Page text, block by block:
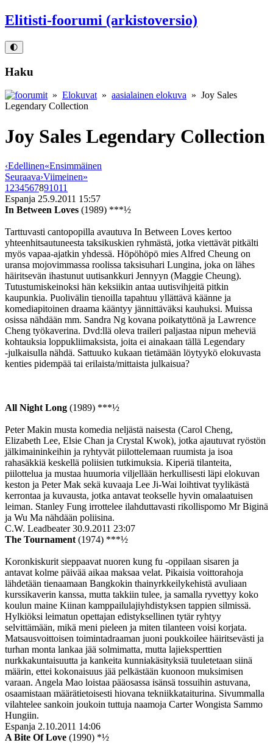
Elitisti-foorumi (arkistoversio)
🌓
Haku
» Elokuvat » aasialainen elokuva » Joy Sales
Legendary Collection
Joy Sales Legendary Collection
‹Edellinen«Ensimmäinen
Seuraava›Viimeinen»
1 234567891011
Espanja 25.9.2011 15:57
In Between Loves (1989) ***½
Tarttuvasti cantopopilla avautuva In Between Loves kertoo
yhteenhitsautuneesta taksikuskien ryhmästä, jotka viettävät pitkälti
myös vapaa-ajatkin yhdessä. Höpöhöpö mies Alfred Cheung on
uransa mojovimmassa roolissa taksisuhari Lungina, joka on lähes
häiritsevän ihastunut uutisankkuri Jennyyn (Maggie Cheung).
Tutustumiskeinoksi hän keksiikin antaa uutisvihjeitä pitkin
kaupunkia. Puolivälin tienoilla tapahtuu yllättävä käänne ja
komediapitoinen draama kääntyy jännittäväksi kauhuksi. Muissa
osissa nähdään mm. Sandra Ng kovana poikatyttönä ja Lawrence
Cheng työkaverina. Dvd:llä oleva traileri paljastaa nipun meheviä
kohtauksia loppukliimaksista, joita ei ainakaan tällä Legendary
‑julkaisulla nähdä. Sattuuko kukaan tietämään löytyykö elokuvasta
kenties pidempää tai erilaista/mittaista julkaisua?
All Night Long (1989) ***½
Peter Makin musta komedia neljästä naisesta (Carol Cheng,
Elizabeth Lee, Elsie Chan ja Crystal Kwok), jotka ajautuvat ryöstön
jälkimaininkeihin ja ryhtyvät piilottelemaan ruumista ja isoa
rahasäkkiä keskellä poliisien tutkimuksia. Kiperiä tilanteita,
piilottelua ja mustaa huumoria viljellään herkullisesti läpi elokuvan
keston ja Peter Mak sekä kuvaaja Lee Ji-Wai loihtivat tyylikästä
kerrontaa ja kuvausta, jotka antavat teokselle hyvin omalaatuisen
leiman. Stanley Fung irrottelee ilahduttavasti rikollispomo Mr Biginä
ja Wu Ma nähdään poliisina.
C.W. Leadbeater 30.9.2011 23:07
The Tournament (1974) ***½
Koronkiskurit sieppaavat nuoren kung fu ‑oppilaan sisaren ja
antavat kolme päivää aikaa maksaa velat. Pikaisia voittorahoja
lähdetään tienaamaan Bangkokin thainyrkkeilykehistä avuliaan
kurssikaverin kanssa, mutta takkiin tulee, ja samalla ryvettyy koko
koulun maine Kiinan kamppailulajiyhdistyksen tappien silmissä.
Hylkiöksi leimatun opettajan edistyksellinen tytär ryhtyy
selvittämään, mikä meni pieleen ja miten tilanteen voisi korjata.
Matsausvoittoisen toimintadraaman juoni poukkoilee häiritsevästi ja
turhan monta lankaa jää solmimatta, mutta lajieksperttien
nurkkakuntaisuutta ja kankeita kunniakäsityksiä tuuletetaan siinä
määrin, ettei kokonaisuus jää pelkästään kuonoon muksimisen
varaan. Angela Mao loistaa pääosassa isänsä tossuihin astuvana,
osaamistaan määrätietoisesti hiovana tekniikkataiturina. Sivummalla
vilahtelee sankoin joukoin tuttuja naamoja Carter Wongista Sammo
Hungiin.
Espanja 2.10.2011 14:06
A Bite Of Love (1990) *½